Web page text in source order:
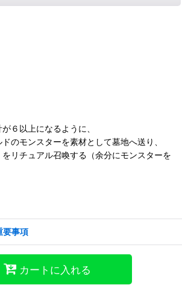
６以上になるように、
のモンスターを素材として墓地へ送り、
をリチュアル召喚する（余分にモンスターを
要事項
カートに入れる